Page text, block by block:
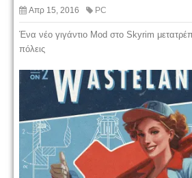
Απρ 15, 2016 PC
Ένα νέο γιγάντιο Mod στο Skyrim
πόλεις